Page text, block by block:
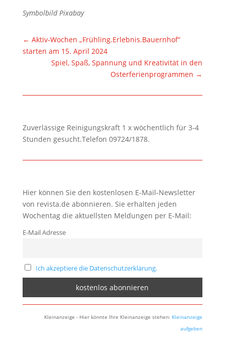
Symbolbild Pixabay
← Aktiv-Wochen „Frühling.Erlebnis.Bauernhof“
starten am 15. April 2024
Spiel, Spaß, Spannung und Kreativität in den
Osterferienprogrammen →
Zuverlässige Reinigungskraft 1 x wöchentlich für 3-4
Stunden gesucht.Telefon 09724/1878.
Hier können Sie den kostenlosen E-Mail-Newsletter
von revista.de abonnieren. Sie erhalten jeden
Wochentag die aktuellsten Meldungen per E-Mail:
E-Mail Adresse
Ich akzeptiere die Datenschutzerklärung.
Kleinanzeige - Hier könnte Ihre Kleinanzeige stehen: Kleinanzeige
aufgeben